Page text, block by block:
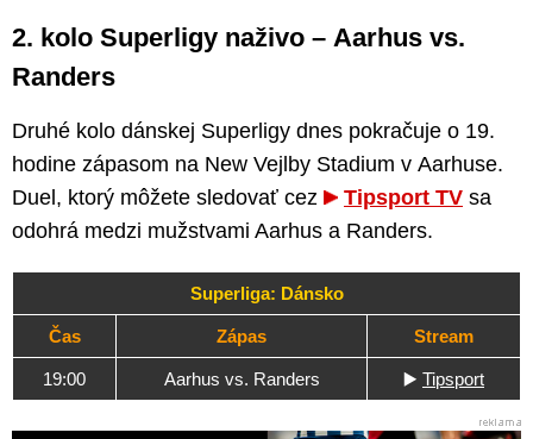
2. kolo Superligy naživo – Aarhus vs.
Randers
Druhé kolo dánskej Superligy dnes pokračuje o 19.
hodine zápasom na New Vejlby Stadium v Aarhuse.
Duel, ktorý môžete sledovať cez
Tipsport TV sa
odohrá medzi mužstvami Aarhus a Randers.
Superliga: Dánsko
Čas Zápas Stream
19:00 Aarhus vs. Randers ▶️ Tipsport